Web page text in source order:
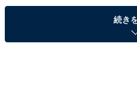
「就職したい企業・業種」
ニー」（4.2％）、2位「国
続き